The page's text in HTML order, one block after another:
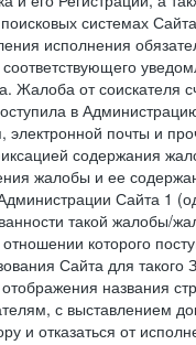
системах
исполнения
Жалоба от
в
почты и
содержания
жалобы и ее
Сайта 1
такой
которого
Сайта для
названия
с выставлением
и отказаться от